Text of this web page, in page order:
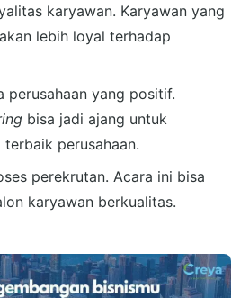
karyawan. Karyawan yang
lebih loyal terhadap
perusahaan yang positif.
bisa jadi ajang untuk
terbaik perusahaan.
perekrutan. Acara ini bisa
karyawan berkualitas.